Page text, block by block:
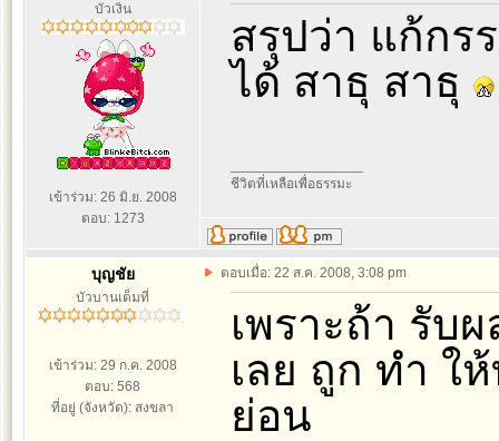
บัวเงิน
เข้าร่วม: 26 มิ.ย. 2008
ตอบ: 1273
สรุปว่า แก้กร
ได้ สาธุ สาธุ
ชีวิตที่เหลือเพื่อธรรมะ
บุญชัย
บัวบานเต็มที่
เข้าร่วม: 29 ก.ค. 2008
ตอบ: 568
ที่อยู่ (จังหวัด): สงขลา
ตอบเมื่อ: 22 ส.ค. 2008, 3:08 pm
เพราะถ้า รับ
เลย ถูก ทำ ใ
ย่อน